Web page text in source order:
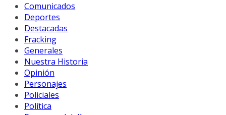
Comunicados
Deportes
Destacadas
Fracking
Generales
Nuestra Historia
Opinión
Personajes
Policiales
Política